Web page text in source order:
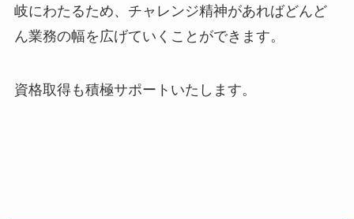
岐にわたるため、チャレンジ精神があればどんど
ん業務の幅を広げていくことができます。
資格取得も積極サポートいたします。